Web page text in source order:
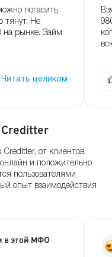
погасить
тянут. Не
на рынке. Займ
Читать целиком
от клиентов,
и положительно
пользователями
опыт взаимодействия
в этой МФО